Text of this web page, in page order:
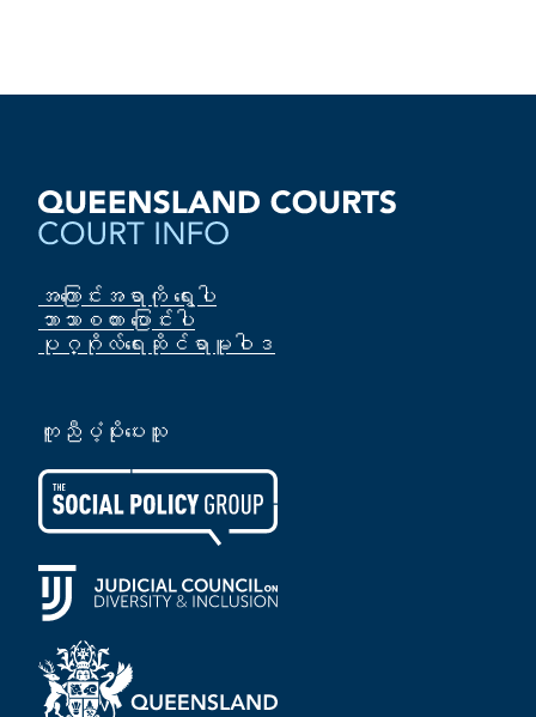
အကြောင်းအရာကို ရွေးပါ
ဘာသာစကား ပြောင်းပါ
ပုဂ္ဂိုလ်‌ရေးဆိုင်ရာမူဝါဒ
ကူညီပံ့ပိုးပေးသူ